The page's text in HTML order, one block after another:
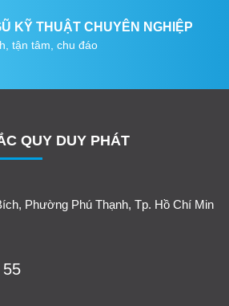
KỸ THUẬT CHUYÊN NGHIỆP
tận tâm, chu đáo
QUY DUY PHÁT
Phường Phú Thạnh, Tp. Hồ Chí Min